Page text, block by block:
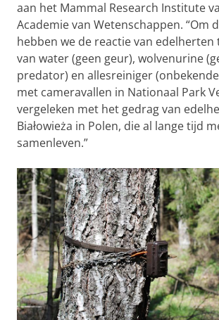
aan het Mammal Research Institute
Academie van Wetenschappen. “Om
hebben we de reactie van
van water (geen geur), wolvenurine
predator) en allesreiniger
met cameravallen in Nationaal Park
vergeleken met het gedrag van
Białowieża in Polen, die al lange tijd
samenleven.”